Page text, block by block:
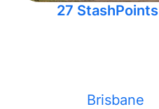
27 StashPoints
Brisbane